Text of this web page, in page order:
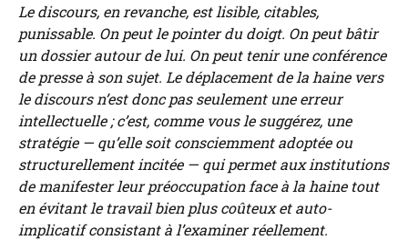
Le discours, en revanche, est lisible, citables,
punissable. On peut le pointer du doigt. On peut bâtir
un dossier autour de lui. On peut tenir une conférence
de presse à son sujet. Le déplacement de la haine vers
le discours n’est donc pas seulement une erreur
intellectuelle ; c’est, comme vous le suggérez, une
stratégie — qu’elle soit consciemment adoptée ou
structurellement incitée — qui permet aux institutions
de manifester leur préoccupation face à la haine tout
en évitant le travail bien plus coûteux et auto-
implicatif consistant à l’examiner réellement.